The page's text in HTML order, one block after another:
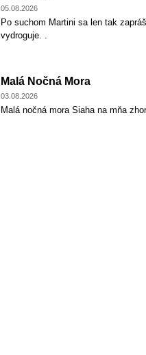
05.08.2026
Po suchom Martini sa len tak
vydroguje. .
Malá Nočná Mora
03.08.2026
Malá nočná mora Siaha na mňa